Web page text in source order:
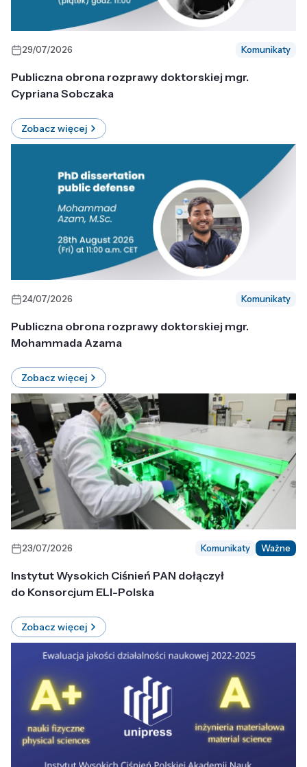
29/07/2026 Komunikaty
Publiczna obrona rozprawy doktorskiej mgr.
Cypriana Sobczaka
Zobacz więcej
24/07/2026 Komunikaty
Publiczna obrona rozprawy doktorskiej mgr.
Mohammada Azama
Zobacz więcej
23/07/2026 Komunikaty Ważne
Instytut Wysokich Ciśnień PAN dołączył
do Konsorcjum ELI-Polska
Zobacz więcej